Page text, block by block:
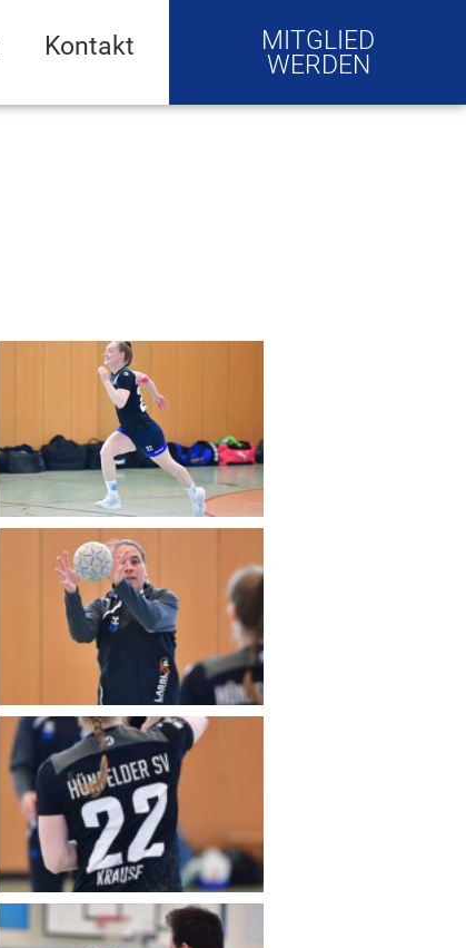
Kontakt
MITGLIED
WERDEN